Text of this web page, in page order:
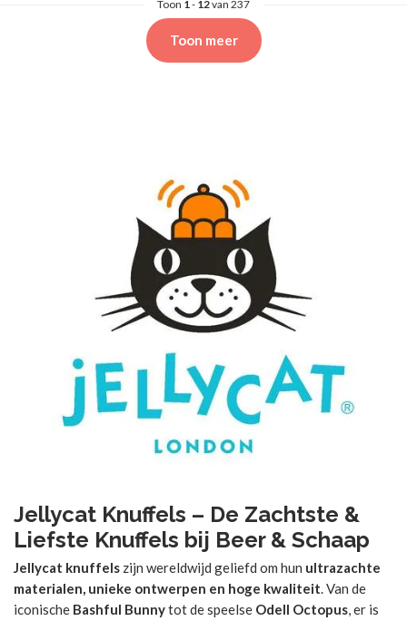
Toon 1- 12van 237
Toon meer
Jellycat Knuffels – De Zachtste &
Liefste Knuffels bij Beer & Schaap
Jellycat knuffels zijn wereldwijd geliefd om hun ultrazachte
materialen, unieke ontwerpen en hoge kwaliteit. Van de
iconische Bashful Bunnytot de speelse Odell Octopus, er is